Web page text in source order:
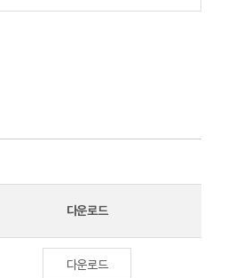
다운로드
다운로드